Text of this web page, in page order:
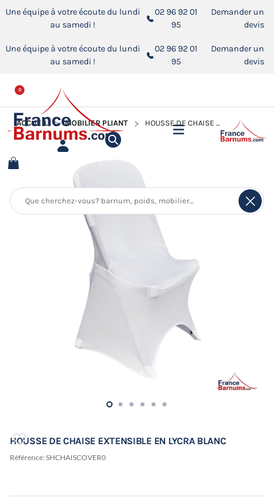
Une équipe à votre écoute du lundi
au samedi !
02 96 92 01
95
Demander un
devis
Une équipe à votre écoute du lundi
au samedi !
02 96 92 01
95
Demander un
devis
0
ACCUEIL MOBILIER PLIANT HOUSSE DE CHAISE EXTENSIBLE EN LYCRA BLANC
HOUSSE DE CHAISE EXTENSIBLE EN LYCRA BLANC
Référence: SHCHAISCOVER0